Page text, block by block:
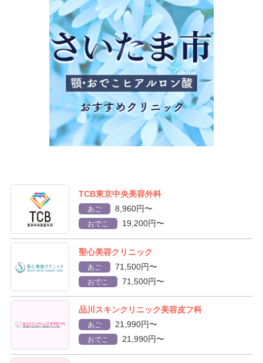
TCB東京中央美容外科
あご 8,960円〜
おでこ 19,200円〜
聖心美容クリニック
あご 71,500円〜
おでこ 71,500円〜
品川スキンクリニック美容皮フ科
あご 21,990円〜
おでこ 21,990円〜